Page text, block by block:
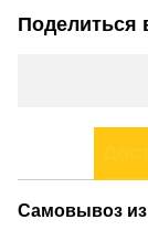
Поделиться
Самовывоз из